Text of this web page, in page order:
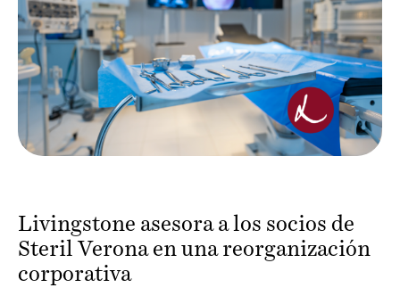
Livingstone asesora a los socios de
Steril Verona en una reorganización
corporativa